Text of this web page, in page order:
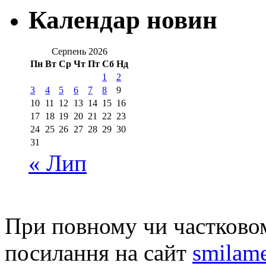
Календар новин
Серпень 2026
Пн Вт Ср Чт Пт Сб Нд
1
2
3
4 5 6 7 8
9
10 11 12 13 14 15 16
17 18 19 20 21 22 23
24 25 26 27 28 29 30
31
« Лип
При повному чи
посилання на сайт